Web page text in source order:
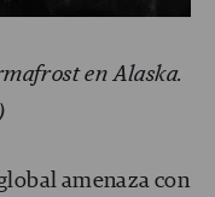
en Alaska.
amenaza con